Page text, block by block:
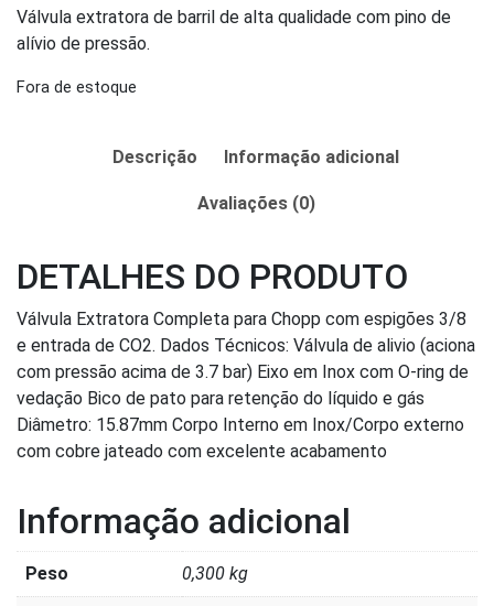
of
5
Válvula extratora de barril de alta qualidade com pino de
alívio de pressão.
Fora de estoque
Descrição Informação adicional
Avaliações (0)
DETALHES DO PRODUTO
Válvula Extratora Completa para Chopp com espigões 3/8
e entrada de CO2. Dados Técnicos: Válvula de alivio (aciona
com pressão acima de 3.7 bar) Eixo em Inox com O-ring de
vedação Bico de pato para retenção do líquido e gás
Diâmetro: 15.87mm Corpo Interno em Inox/Corpo externo
com cobre jateado com excelente acabamento
Informação adicional
Peso 0,300 kg